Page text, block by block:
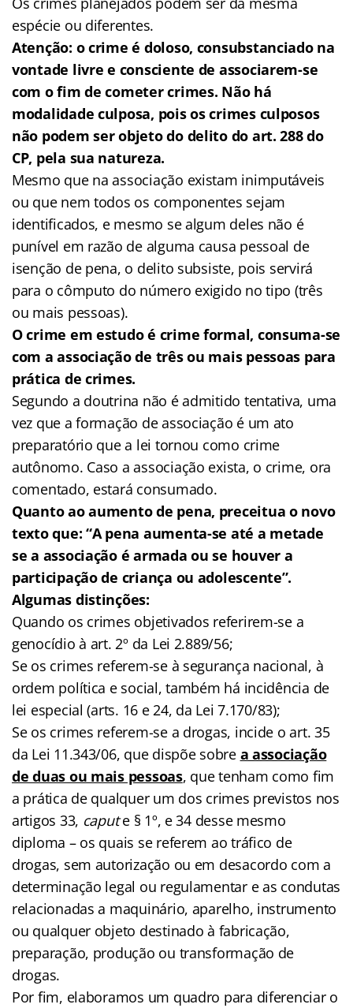
espécie ou diferentes.
Atenção: o crime é doloso, consubstanciado na
vontade livre e consciente de associarem-se
com o fim de cometer crimes. Não há
modalidade culposa, pois os crimes culposos
não podem ser objeto do delito do art. 288 do
CP, pela sua natureza.
Mesmo que na associação existam inimputáveis
ou que nem todos os componentes sejam
identificados, e mesmo se algum deles não é
punível em razão de alguma causa pessoal de
isenção de pena, o delito subsiste, pois servirá
para o cômputo do número exigido no tipo (três
ou mais pessoas).
O crime em estudo é crime formal, consuma-se
com a associação de três ou mais pessoas para
prática de crimes.
Segundo a doutrina não é admitido tentativa, uma
vez que a formação de associação é um ato
preparatório que a lei tornou como crime
autônomo. Caso a associação exista, o crime, ora
comentado, estará consumado.
Quanto ao aumento de pena, preceitua o novo
texto que: “A pena aumenta-se até a metade
se a associação é armada ou se houver a
participação de criança ou adolescente”.
Algumas distinções:
Quando os crimes objetivados referirem-se a
genocídio à art. 2º da Lei 2.889/56;
Se os crimes referem-se à segurança nacional, à
ordem política e social, também há incidência de
lei especial (arts. 16 e 24, da Lei 7.170/83);
Se os crimes referem-se a drogas, incide o art. 35
da Lei 11.343/06, que dispõe sobre a associação
de duas ou mais pessoas, que tenham como fim
a prática de qualquer um dos crimes previstos nos
artigos 33, capute § 1º, e 34 desse mesmo
diploma – os quais se referem ao tráfico de
drogas, sem autorização ou em desacordo com a
determinação legal ou regulamentar e as condutas
relacionadas a maquinário, aparelho, instrumento
ou qualquer objeto destinado à fabricação,
preparação, produção ou transformação de
drogas.
Por fim, elaboramos um quadro para diferenciar o